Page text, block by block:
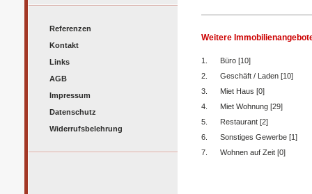
Referenzen
Kontakt
Links
AGB
Impressum
Datenschutz
Widerrufsbelehrung
Weitere
1.
Büro [10]
2.
Geschäft / Laden [10]
3.
Miet Haus [0]
4.
Miet Wohnung [29]
5.
Restaurant [2]
6.
Sonstiges Gewerbe [1]
7.
Wohnen auf Zeit [0]